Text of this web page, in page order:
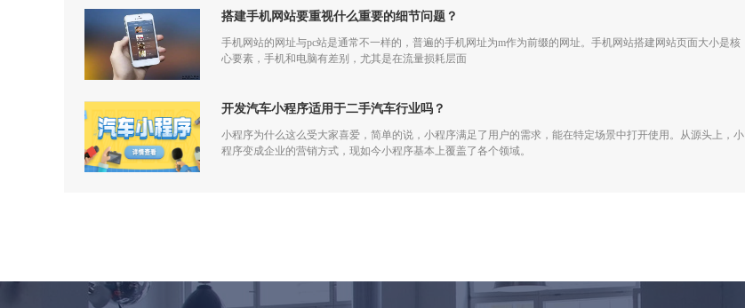
搭建手机网站要重视什么重要的细节问题？
手机网站的网址与pc站是通常不一样的，普遍的手机网址为m作为前缀的网址。手机网站搭建网站页面大小是核
心要素，手机和电脑有差别，尤其是在流量损耗层面
开发汽车小程序适用于二手汽车行业吗？
小程序为什么这么受大家喜爱，简单的说，小程序满足了用户的需求，能在特定场景中打开使用。从源头上，小
程序变成企业的营销方式，现如今小程序基本上覆盖了各个领域。